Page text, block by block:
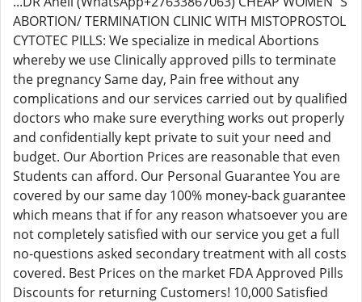
ABORTION/ TERMINATION CLINIC WITH MISTOPROSTOL
CYTOTEC PILLS: We specialize in medical Abortions
whereby we use Clinically approved pills to terminate
the pregnancy Same day, Pain free without any
complications and our services carried out by qualified
doctors who make sure everything works out properly
and confidentially kept private to suit your need and
budget. Our Abortion Prices are reasonable that even
Students can afford. Our Personal Guarantee You are
covered by our same day 100% money-back guarantee
which means that if for any reason whatsoever you are
not completely satisfied with our service you get a full
no-questions asked secondary treatment with all costs
covered. Best Prices on the market FDA Approved Pills
Discounts for returning Customers! 10,000 Satisfied